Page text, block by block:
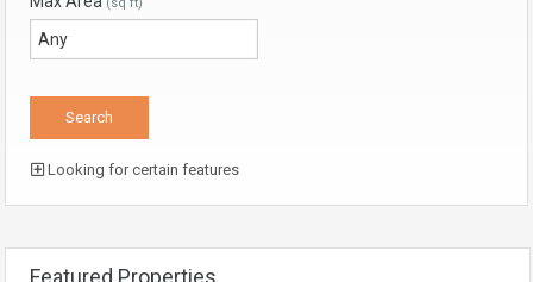
Looking for certain features
Featured Properties